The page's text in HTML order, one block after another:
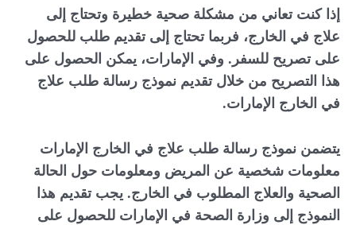
إذا كنت تعاني من مشكلة صحية خطيرة وتحتاج إلى
علاج في الخارج، فربما تحتاج إلى تقديم طلب للحصول
على تصريح للسفر. وفي الإمارات، يمكن الحصول على
هذا التصريح من خلال تقديم نموذج رسالة طلب علاج
في الخارج الإمارات.
يتضمن نموذج رسالة طلب علاج في الخارج الإمارات
معلومات شخصية عن المريض ومعلومات حول الحالة
الصحية والعلاج المطلوب في الخارج. يجب تقديم هذا
النموذج إلى وزارة الصحة في الإمارات للحصول على